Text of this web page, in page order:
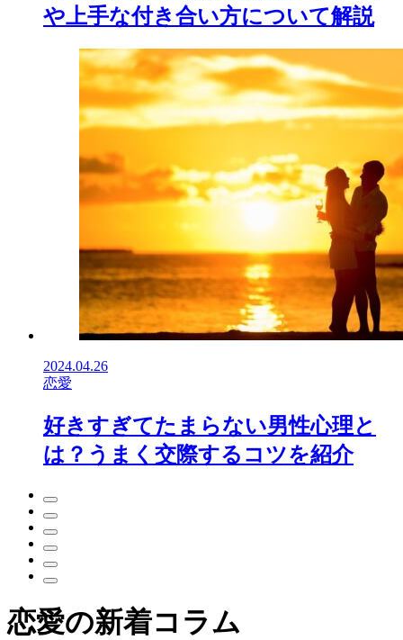
や上手な付き合い方について解説
2024.04.26
恋愛
好きすぎてたまらない男性心理と
は？うまく交際するコツを紹介
恋愛の新着コラム